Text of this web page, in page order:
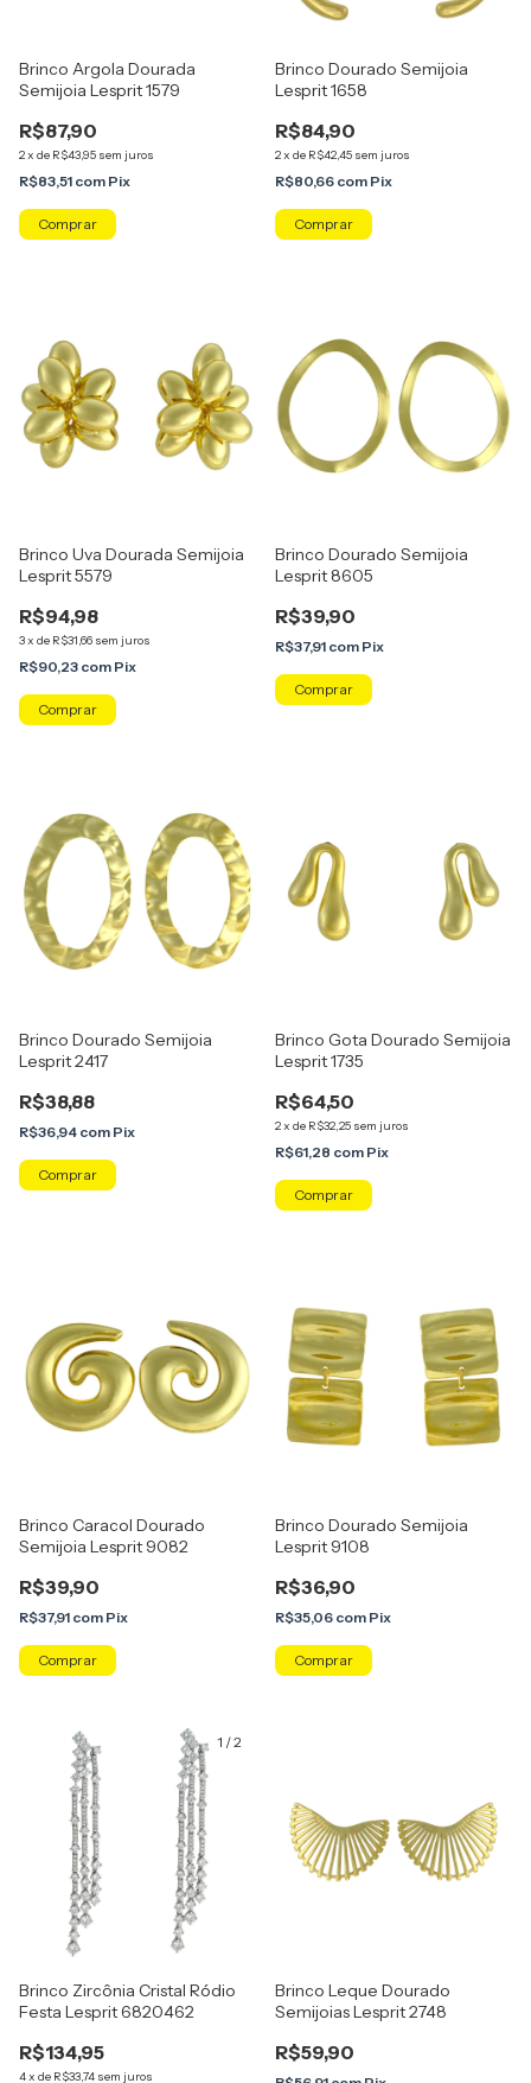
Brinco Argola Dourada
Semijoia Lesprit 1579
R$87,90
2x de R$43,95 sem juros
R$83,51 com Pix
Brinco Dourado Semijoia
Lesprit 1658
R$84,90
2x de R$42,45 sem juros
R$80,66 com Pix
Brinco Uva Dourada Semijoia
Lesprit 5579
R$94,98
3x de R$31,66 sem juros
R$90,23 com Pix
Brinco Dourado Semijoia
Lesprit 8605
R$39,90
R$37,91 com Pix
Brinco Dourado Semijoia
Lesprit 2417
R$38,88
R$36,94 com Pix
Brinco Gota Dourado Semijoia
Lesprit 1735
R$64,50
2x de R$32,25 sem juros
R$61,28 com Pix
Brinco Caracol Dourado
Semijoia Lesprit 9082
R$39,90
R$37,91 com Pix
Brinco Dourado Semijoia
Lesprit 9108
R$36,90
R$35,06 com Pix
1 /2
Brinco Zircônia Cristal Ródio
Festa Lesprit 6820462
R$134,95
4x de R$33,74 sem juros
Brinco Leque Dourado
Semijoias Lesprit 2748
R$59,90